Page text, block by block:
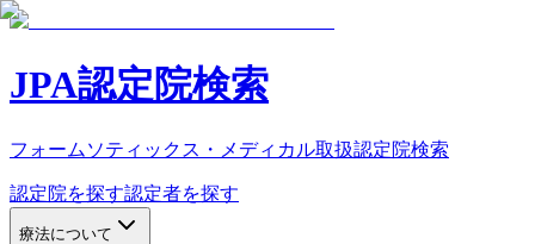
JPA認定院検索
フォームソティックス・メディカル取扱認定院検索
認定院を探す認定者を探す
療法について